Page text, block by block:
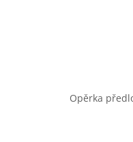
Opěrka